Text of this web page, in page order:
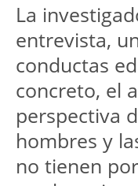
La
entrevista,
conductas
concreto, el
perspectiva
hombres y
no tienen